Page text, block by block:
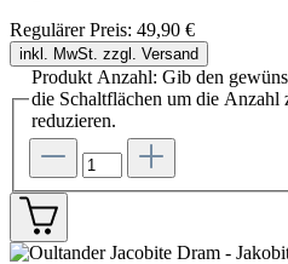
Regulärer Preis: 49,90 €
inkl. MwSt. zzgl. Versand
Produkt Anzahl: Gib den
die Schaltflächen um die Anzahl
reduzieren.